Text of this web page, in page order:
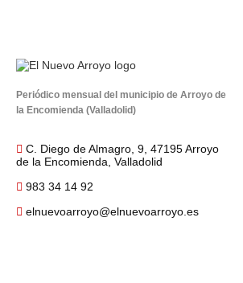
Periódico mensual del municipio de Arroyo de
la Encomienda (Valladolid)
C. Diego de Almagro, 9, 47195 Arroyo
de la Encomienda, Valladolid
983 34 14 92
elnuevoarroyo@elnuevoarroyo.es